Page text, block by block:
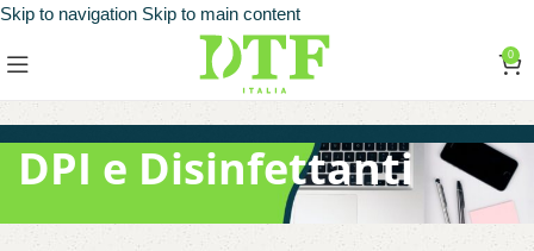
Skip to navigation Skip to main content
0
DPI e Disinfettanti